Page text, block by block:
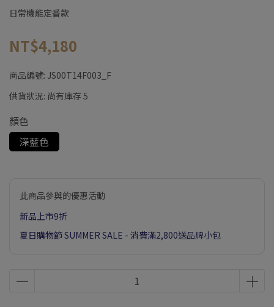
日常機能定番款
NT$4,180
商品編號: JS00T14F003_F
供貨狀況: 尚有庫存 5
顏色
深藍色
此商品參與的優惠活動
新品上市9折
夏日購物節 SUMMER SALE - 消費滿2,800送品牌小包